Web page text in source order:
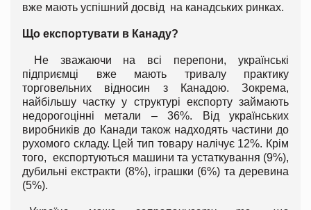
вже мають успішний досвід на канадських ринках.
Що експортувати в Канаду?
Не зважаючи на всі перепони, українські
підприємці вже мають тривалу практику
торговельних відносин з Канадою. Зокрема,
найбільшу частку у структурі експорту займають
недорогоцінні метали – 36%. Від українських
виробників до Канади також надходять частини до
рухомого складу. Цей тип товару налічує 12%. Крім
того, експортуються машини та устаткування (9%),
дубильні екстракти (8%), іграшки (6%) та деревина
(5%).